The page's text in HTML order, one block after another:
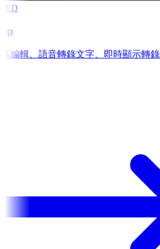
編輯、語音轉錄文字、即時顯示轉錄